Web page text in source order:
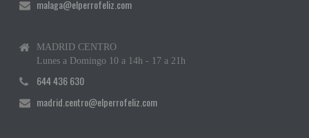
malaga@elperrofeliz.com
MADRID CENTRO
Lunes a Domingo 10 a 14h - 17 a 21h
644 436 630
madrid.centro@elperrofeliz.com